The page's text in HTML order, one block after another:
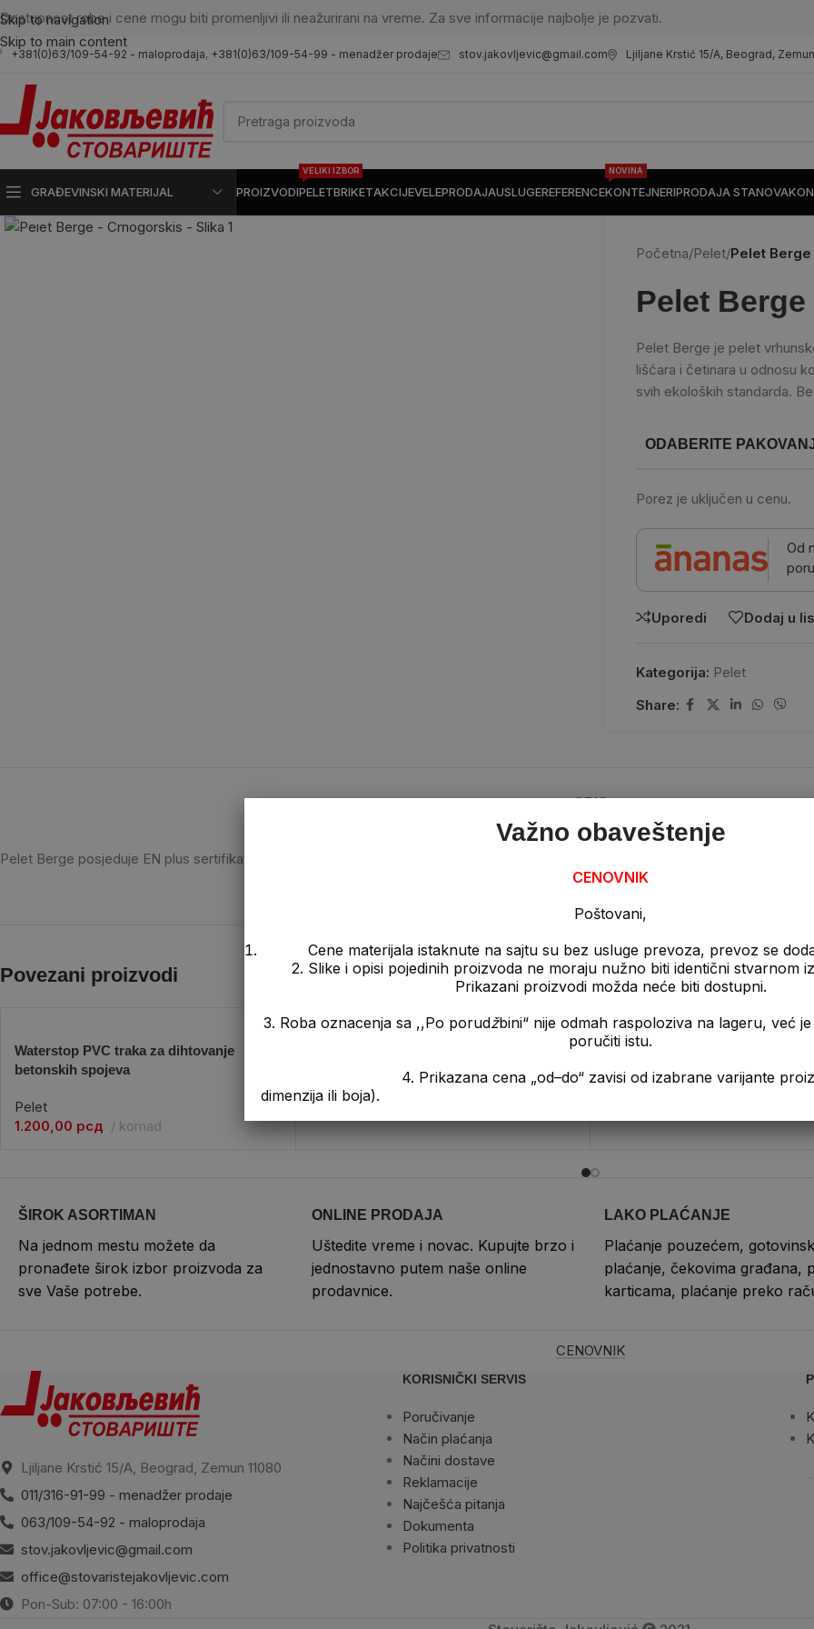
Skip to navigation
Skip to main content
Dostupnost robe i cene mogu biti promenljivi ili neažurirani na vreme. Za sve informacije najbolje je pozvati.
+381(0)63/109-54-92 - maloprodaja, +381(0)63/109-54-99 - menadžer prodaje stov.jakovljevic@gmail.com Ljiljane Krstić 15/A, Beograd, Zemun
GRAĐEVINSKI MATERIJAL PROIZVODIPELET
VELIKI IZBOR
BRIKETAKCIJEVELEPRODAJAUSLUGEREFERENCEKONTEJNERI
NOVINA
PRODAJA STANOVA
Kliknite da uvećate
Početna/Pelet/Pelet
Pelet
Pelet Berge je pelet
lišćara i četinara u odnosu
svih ekoloških standarda.
ODABERITE
Porez je uključen u cenu.
Od
Uporedi Dodaj u
Kategorija: Pelet
Share:
OPIS
Pelet Berge posjeduje EN plus sertifikat o kvalitetu peleta izdat od Bea instituta iz Austrije koja je krovna institucija za
Povezani proizvodi
Waterstop PVC traka za dihtovanje
betonskih spojeva
Pelet
1.200,00 рсд komad
Pelet
Pelet Miraja A1 – Kraljevo
ŠIROK ASORTIMAN
Na jednom mestu možete da
pronađete širok izbor proizvoda za
sve Vaše potrebe.
ONLINE PRODAJA
Uštedite vreme i novac. Kupujte brzo i
jednostavno putem naše online
prodavnice.
LAKO PLAĆANJE
Plaćanje pouzećem,
plaćanje, čekovima građana,
karticama, plaćanje preko
CENOVNIK
Ljiljane Krstić 15/A, Beograd, Zemun 11080
011/316-91-99 - menadžer prodaje
063/109-54-92 - maloprodaja
stov.jakovljevic@gmail.com
office@stovaristejakovljevic.com
Pon-Sub: 07:00 - 16:00h
KORISNIČKI SERVIS
Poručivanje
Način plaćanja
Načini dostave
Reklamacije
Najčešća pitanja
Dokumenta
Politika privatnosti
Važno obaveštenje
CENOVNIK
Poštovani,
Cene materijala istaknute na sajtu su bez usluge prevoza, prevoz se
2. Slike i opisi pojedinih proizvoda ne moraju nužno biti identični stvarnom
Prikazani proizvodi možda neće biti dostupni.
3. Roba oznacenja sa ,,Po porudžbini“ nije odmah raspoloziva na lageru, već
poručiti istu.
4. Prikazana cena „od–do“ zavisi od izabrane varijante
dimenzija ili boja).